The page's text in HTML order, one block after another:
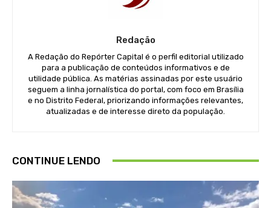
Redação
A Redação do Repórter Capital é o perfil editorial utilizado
para a publicação de conteúdos informativos e de
utilidade pública. As matérias assinadas por este usuário
seguem a linha jornalística do portal, com foco em Brasília
e no Distrito Federal, priorizando informações relevantes,
atualizadas e de interesse direto da população.
CONTINUE LENDO